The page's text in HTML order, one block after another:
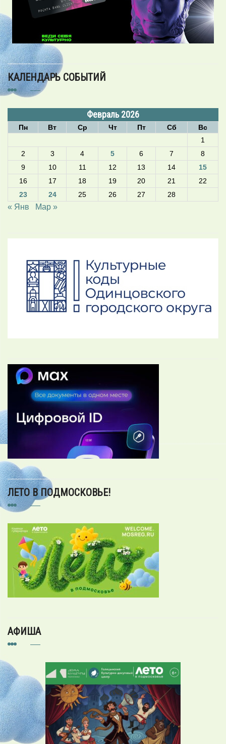
КАЛЕНДАРЬ СОБЫТИЙ
Февраль 2026
Пн Вт Ср Чт Пт Сб
Вс
1
2
3 4 5 6 7
8
9
10 11 12 13 14
15
16
17 18 19 20 21
22
23
24 25 26 27 28
« Янв Мар »
ЛЕТО В ПОДМОСКОВЬЕ!
АФИША